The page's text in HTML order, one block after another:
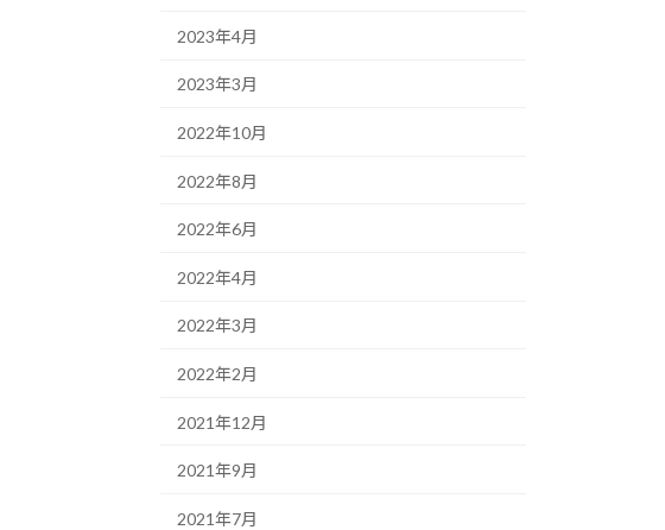
2023年4月
2023年3月
2022年10月
2022年8月
2022年6月
2022年4月
2022年3月
2022年2月
2021年12月
2021年9月
2021年7月